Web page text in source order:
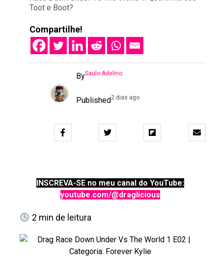
Toot e Boot?
Compartilhe!
BySaulo Adelino
Published2 dias ago
INSCREVA-SE no meu canal do YouTube:
youtube.com/@draglicious
2 min de leitura